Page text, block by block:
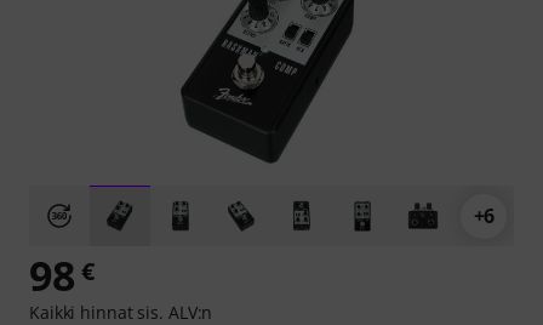
+6
98 €
Kaikki hinnat sis. ALV:n